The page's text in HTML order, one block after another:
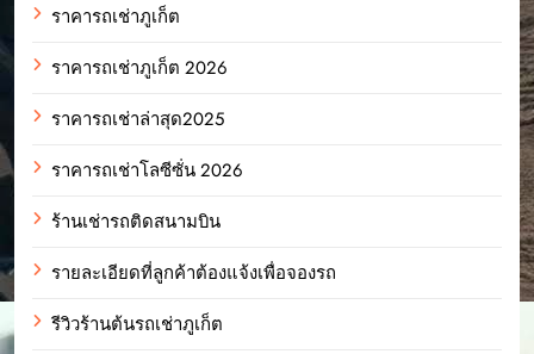
ราคารถเช่าภูเก็ต
ราคารถเช่าภูเก็ต 2026
ราคารถเช่าล่าสุด2025
ราคารถเช่าโลซีซั่น 2026
ร้านเช่ารถติดสนามบิน
รายละเอียดที่ลูกค้าต้องแจ้งเพื่อจองรถ
รีวิวร้านต้นรถเช่าภูเก็ต